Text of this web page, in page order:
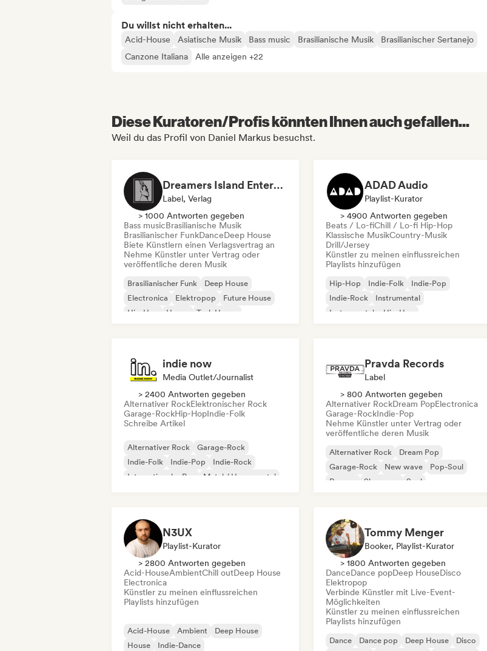
Du willst nicht erhalten...
Acid-House Asiatische Musik Bass music Brasilianische Musik
Brasilianischer Sertanejo
Canzone Italiana
Alle anzeigen +22
Diese Kuratoren/Profis könnten Ihnen auch gefallen...
Weil du das Profil von Daniel Markus besuchst.
Dreamers Island Entertainment
Label, Verlag
> 1000 Antworten gegeben
Bass musicBrasilianische Musik
Brasilianischer FunkDanceDeep House
Biete Künstlern einen Verlagsvertrag an
Nehme Künstler unter Vertrag oder
veröffentliche deren Musik
Brasilianischer Funk
Deep House
Electronica
Elektropop
Future House
Hip-Hop
House Tech House
ADAD Audio
Playlist-Kurator
> 4900 Antworten gegeben
Beats / Lo-fiChill / Lo-fi Hip-Hop
Klassische MusikCountry-Musik
Drill/Jersey
Künstler zu meinen einflussreichen
Playlists hinzufügen
Hip-Hop Indie-Folk
Indie-Pop
Indie-Rock
Instrumental
Instrumentaler Hip-Hop
indie now
Media Outlet/Journalist
> 2400 Antworten gegeben
Alternativer RockElektronischer Rock
Garage-RockHip-HopIndie-Folk
Schreibe Artikel
Alternativer Rock
Garage-Rock
Indie-Folk
Indie-Pop
Indie-Rock
Internationaler Rap
Metal / Heavy metal
Pravda Records
Label
> 800 Antworten gegeben
Alternativer RockDream PopElectronica
Garage-RockIndie-Pop
Nehme Künstler unter Vertrag oder
veröffentliche deren Musik
Alternativer Rock
Dream Pop
Garage-Rock
New wave
Pop-Soul
Reggae
Shoegaze Soul
N3UX
Playlist-Kurator
> 2800 Antworten gegeben
Acid-HouseAmbientChill outDeep House
Electronica
Künstler zu meinen einflussreichen
Playlists hinzufügen
Acid-House Ambient
Deep House
House
Indie-Dance
Tommy Menger
Booker, Playlist-Kurator
> 1800 Antworten gegeben
DanceDance popDeep HouseDisco
Elektropop
Verbinde Künstler mit Live-Event-
Möglichkeiten
Künstler zu meinen einflussreichen
Playlists hinzufügen
Dance Dance pop Deep House
Disco